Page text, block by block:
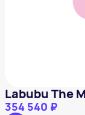
Labubu The
354 540 ₽